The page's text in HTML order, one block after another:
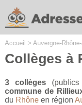
Accueil > Auvergne-
Collèges à
3 collèges(publics
commune de
du Rhône en région